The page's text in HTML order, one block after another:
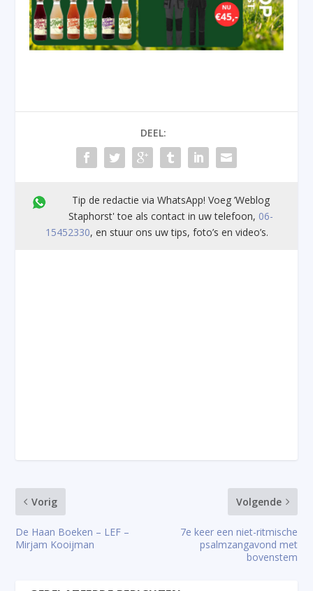
DEEL:
Tip de redactie via WhatsApp! Voeg ’Weblog
Staphorst' toe als contact in uw telefoon, 06-
15452330, en stuur ons uw tips, foto’s en video’s.
Vorig
De Haan Boeken – LEF –
Mirjam Kooijman
Volgende
7e keer een niet-ritmische
psalmzangavond met
bovenstem